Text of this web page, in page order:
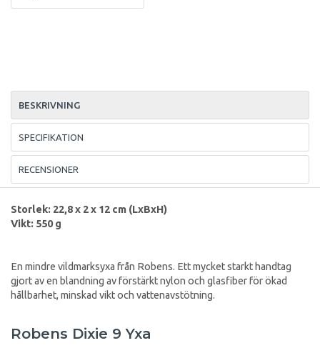
BESKRIVNING
SPECIFIKATION
RECENSIONER
Storlek: 22,8 x 2 x 12 cm (LxBxH)
Vikt: 550 g
En mindre vildmarksyxa från Robens. Ett mycket starkt handtag
gjort av en blandning av förstärkt nylon och glasfiber för ökad
hållbarhet, minskad vikt och vattenavstötning.
Robens Dixie 9 Yxa